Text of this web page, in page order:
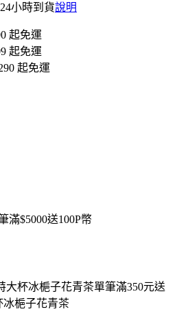
小時到貨說明
起免運
起免運
起免運
滿$5000送100P幣
大杯冰梔子花青茶單筆滿350元送
冰梔子花青茶